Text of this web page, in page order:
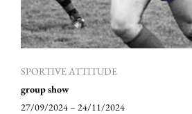
SPORTIVE ATTITUDE
group show
27/09/2024 – 24/11/2024